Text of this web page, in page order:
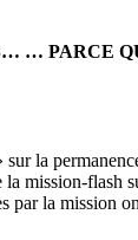
… PARCE
la
mission-
par la mission